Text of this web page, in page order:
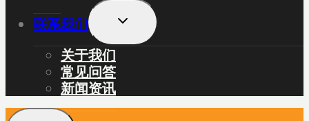
联系我们
展
子
单
关于我们
常见问答
新闻资讯